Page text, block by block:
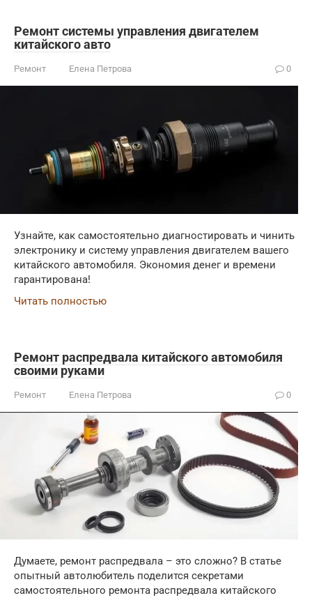
Ремонт системы управления двигателем
китайского авто
Ремонт Елена Петрова 0
Узнайте, как самостоятельно диагностировать и чинить
электронику и систему управления двигателем вашего
китайского автомобиля. Экономия денег и времени
гарантирована!
Читать полностью
Ремонт распредвала китайского автомобиля
своими руками
Ремонт Елена Петрова 0
Думаете, ремонт распредвала – это сложно? В статье
опытный автолюбитель поделится секретами
самостоятельного ремонта распредвала китайского